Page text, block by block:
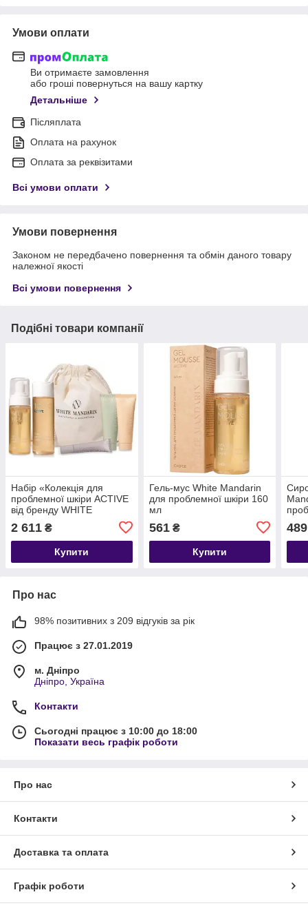
Умови оплати
Ви отримаєте замовлення
або гроші повернуться на вашу картку
Детальніше
Післяплата
Оплата на рахунок
Оплата за реквізитами
Всі умови оплати
Умови повернення
Законом не передбачено повернення та обмін даного товару
належної якості
Всі умови повернення
Подібні товари компанії
Набір «Колекція для
проблемної шкіри ACTIVE
від бренду WHITE
2 611 ₴
Купити
Гель-мус White Mandarin
для проблемної шкіри 160
мл
561₴
Купити
489
Про нас
98% позитивних з 209 відгуків за рік
Працює з 27.01.2019
м. Дніпро
Дніпро, Україна
Контакти
Сьогодні працює з 10:00 до 18:00
Показати весь графік роботи
Про нас
Контакти
Доставка та оплата
Графік роботи